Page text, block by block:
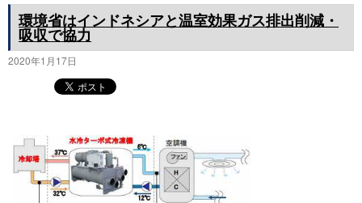
環境省はインドネシアと温室効果ガス排出削減・
吸収で協力
2020年1月17日